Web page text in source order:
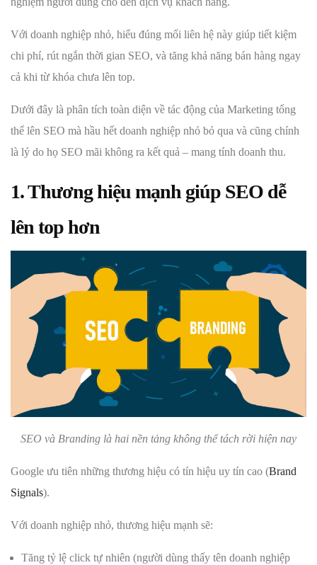
Với doanh nghiệp nhỏ, hiểu đúng mối liên hệ này giúp tiết kiệm
chi phí, rút ngắn thời gian SEO, và tăng khả năng bán hàng ngay
cả khi từ khóa chưa lên top.
Dưới đây là phân tích toàn diện về tác động của Marketing tổng
thể lên SEO mà hầu hết doanh nghiệp nhỏ bỏ qua và cũng chính
là lý do họ SEO mãi không ra kết quả – mang tính doanh thu.
1. Thương hiệu mạnh giúp SEO dễ
lên top hơn
SEO và Branding là hai nền tảng không thể tách rời hiện nay
Google ưu tiên những thương hiệu có tín hiệu uy tín cao (Brand
Signals).
Với doanh nghiệp nhỏ, thương hiệu mạnh sẽ:
Tăng tỷ lệ click tự nhiên (người dùng thấy tên doanh nghiệp